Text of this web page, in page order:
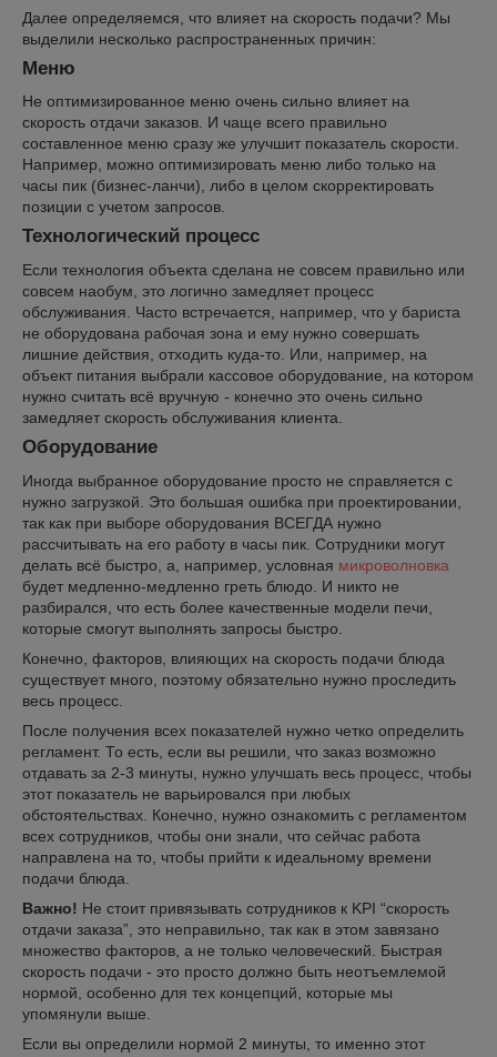
Далее определяемся, что влияет на скорость подачи? Мы
выделили несколько распространенных причин:
Меню
Не оптимизированное меню очень сильно влияет на
скорость отдачи заказов. И чаще всего правильно
составленное меню сразу же улучшит показатель скорости.
Например, можно оптимизировать меню либо только на
часы пик (бизнес-ланчи), либо в целом скорректировать
позиции с учетом запросов.
Технологический процесс
Если технология объекта сделана не совсем правильно или
совсем наобум, это логично замедляет процесс
обслуживания. Часто встречается, например, что у бариста
не оборудована рабочая зона и ему нужно совершать
лишние действия, отходить куда-то. Или, например, на
объект питания выбрали кассовое оборудование, на котором
нужно считать всё вручную - конечно это очень сильно
замедляет скорость обслуживания клиента.
Оборудование
Иногда выбранное оборудование просто не справляется с
нужно загрузкой. Это большая ошибка при проектировании,
так как при выборе оборудования ВСЕГДА нужно
рассчитывать на его работу в часы пик. Сотрудники могут
делать всё быстро, а, например, условная микроволновка
будет медленно-медленно греть блюдо. И никто не
разбирался, что есть более качественные модели печи,
которые смогут выполнять запросы быстро.
Конечно, факторов, влияющих на скорость подачи блюда
существует много, поэтому обязательно нужно проследить
весь процесс.
После получения всех показателей нужно четко определить
регламент. То есть, если вы решили, что заказ возможно
отдавать за 2-3 минуты, нужно улучшать весь процесс, чтобы
этот показатель не варьировался при любых
обстоятельствах. Конечно, нужно ознакомить с регламентом
всех сотрудников, чтобы они знали, что сейчас работа
направлена на то, чтобы прийти к идеальному времени
подачи блюда.
Важно! Не стоит привязывать сотрудников к KPI “скорость
отдачи заказа”, это неправильно, так как в этом завязано
множество факторов, а не только человеческий. Быстрая
скорость подачи - это просто должно быть неотъемлемой
нормой, особенно для тех концепций, которые мы
упомянули выше.
Если вы определили нормой 2 минуты, то именно этот